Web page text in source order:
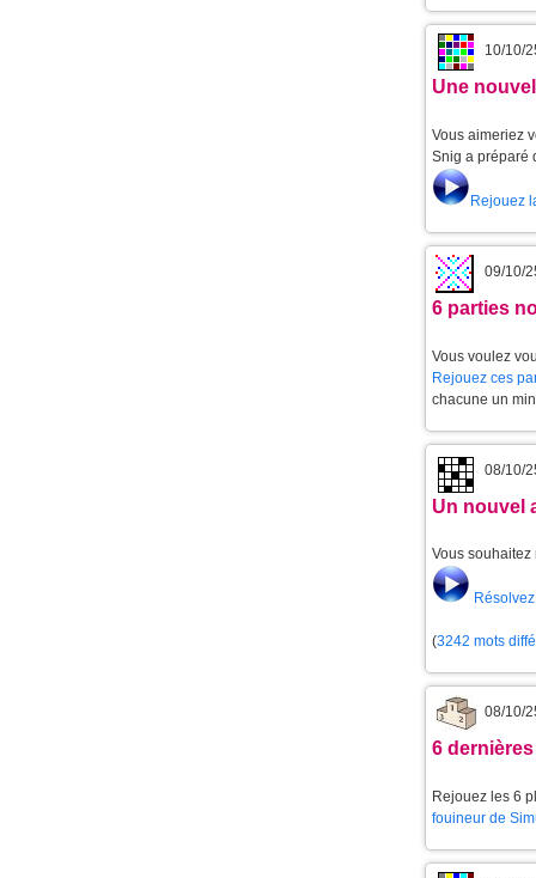
10/10/
Une
Vous aimeriez
Snig a préparé
Rejouez
09/10/
6 parties
Vous voulez
Rejouez ces
chacune un
08/10/
Un nouvel
Vous souhaitez
(3242 mots
08/10/
6
Rejouez les 6
fouineur de